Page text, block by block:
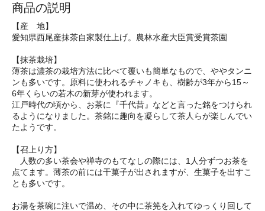
商品の説明
【産 地】
愛知県西尾産抹茶自家製仕上げ。農林水産大臣賞受賞茶園
【抹茶栽培】
薄茶は濃茶の栽培方法に比べて覆いも簡単なもので、ややタンニ
ンも多いです。原料に使われるチャノキも、樹齢が3年から15～
6年くらいの若木の新芽が使われます。
江戸時代の頃から、お茶に『千代昔』などと言った銘をつけられ
るようになりました。茶銘に趣向を凝らして茶人らが楽しんでい
たようです。
【召上り方】
人数の多い茶会や禅寺のもてなしの際には、1人分ずつお茶を
点てます。薄茶の前には干菓子が出されますが、生菓子を出すこ
とも多いです。
お湯を茶碗に注いで温め、その中に茶筅を入れてゆっくり回して